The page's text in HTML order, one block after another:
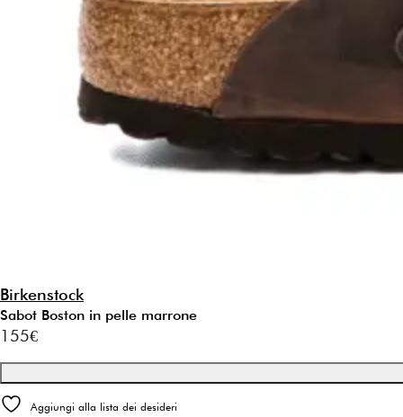
Birkenstock
Sabot Boston in pelle marrone
155€
Aggiungi alla lista dei desideri